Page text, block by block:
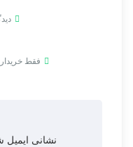
فقط
نشانی ایمیل